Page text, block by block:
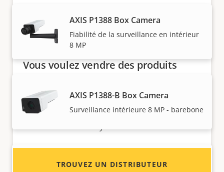
AXIS P1388 Box Camera
Fiabilité de la surveillance en intérieur
8 MP
AXIS P1388-B Box Camera
Surveillance intérieure 8 MP - barebone
AXIS P1388-BE Box Camera
Vous voulez vendre des produits
Vous souhaitez devenir revendeur ? Trouvez
les coordonnées des distributeurs de produits
TROUVEZ UN DISTRIBUTEUR